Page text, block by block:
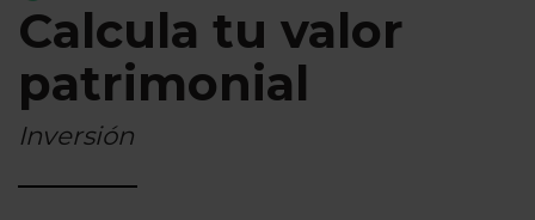
Calcula tu valor
patrimonial
Inversión